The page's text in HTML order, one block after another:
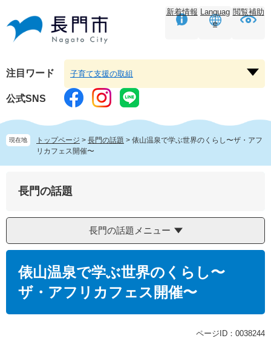
頭
す。
飛
し
本
文
へ
新着情報 Languag
e
閲覧補助
注目ワード
ー
を
子育て支援の取組
公式SNS
現在地 トップページ > 長門の話題 > 俵山温泉で学ぶ世界のくらし〜ザ・アフ
リカフェス開催〜
長門の話題
長門の話題メニュー
俵山温泉で学ぶ世界のくらし〜
ザ・アフリカフェス開催〜
ページID：0038244